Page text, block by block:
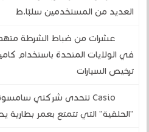
العديد من المستخدمين سلبًا.ط
عشرات من ضباط الشرطة
في الولايات المتحدة باستخدام
ترخيص السيارات
"الحلقية" التي تتمتع بعمر بطارية